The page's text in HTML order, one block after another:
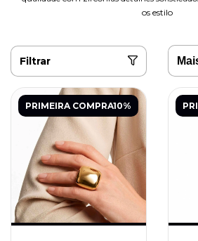
os estilo
Filtrar
PRIMEIRA COMPRA10%